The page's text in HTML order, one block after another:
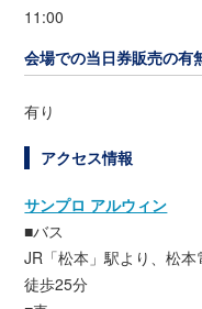
11:00
会場での当日券販売の有
有り
アクセス情報
サンプロ アルウィン
■バス
JR「松本」駅より、松本
徒歩25分